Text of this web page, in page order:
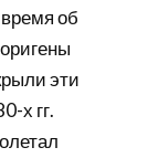
об
эти
х гг.